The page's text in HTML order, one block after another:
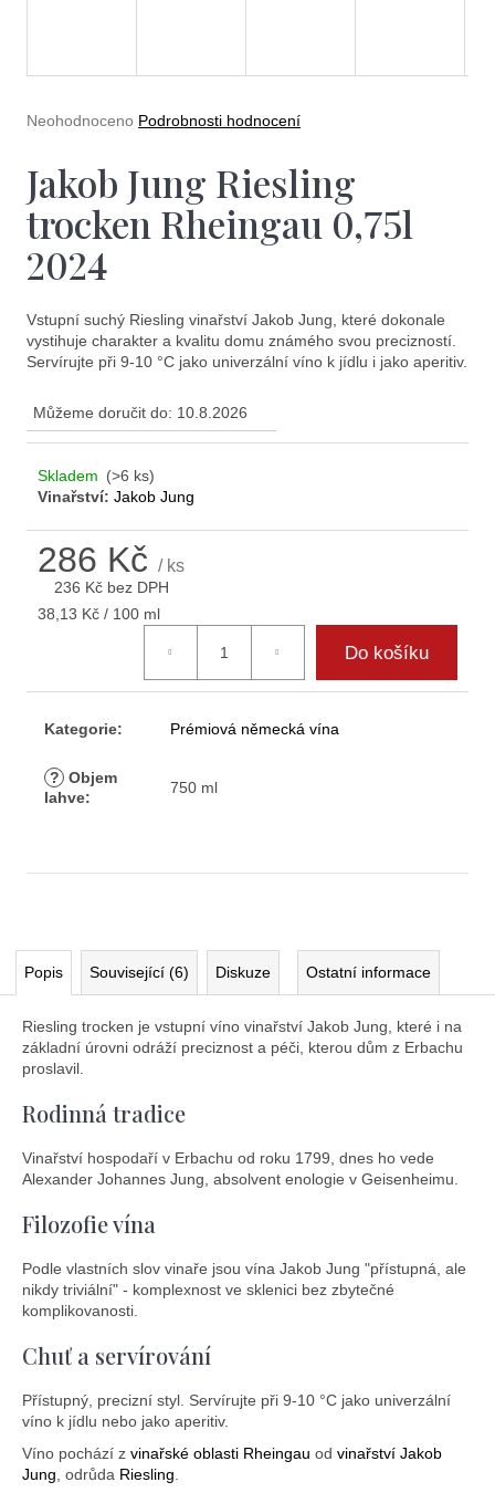
Průměrné
je
0,0
z
5
hvězdiček.
Neohodnoceno Podrobnosti hodnocení
Jakob Jung Riesling
trocken Rheingau 0,75l
2024
Vstupní suchý Riesling vinařství Jakob Jung, které dokonale
vystihuje charakter a kvalitu domu známého svou precizností.
Servírujte při 9-10 °C jako univerzální víno k jídlu i jako aperitiv.
Můžeme doručit do: 10.8.2026
Skladem (>6 ks)
Vinařství:Jakob Jung
286 Kč/ ks
236 Kč bez DPH
Měrná
38,13 Kč / 100 ml
Do košíku
Kategorie: Prémiová německá vína
? Objem
lahve:
750 ml
Popis Související (6) Diskuze Ostatní informace
Riesling trocken je vstupní víno vinařství Jakob Jung, které i na
základní úrovni odráží preciznost a péči, kterou dům z Erbachu
proslavil.
Rodinná tradice
Vinařství hospodaří v Erbachu od roku 1799, dnes ho vede
Alexander Johannes Jung, absolvent enologie v Geisenheimu.
Filozofie vína
Podle vlastních slov vinaře jsou vína Jakob Jung "přístupná, ale
nikdy triviální" - komplexnost ve sklenici bez zbytečné
komplikovanosti.
Chuť a servírování
Přístupný, precizní styl. Servírujte při 9-10 °C jako univerzální
víno k jídlu nebo jako aperitiv.
Víno pochází z vinařské oblasti Rheingau od vinařství Jakob
Jung, odrůda Riesling.
e
n
j
í
t
?
Hledat
o
u